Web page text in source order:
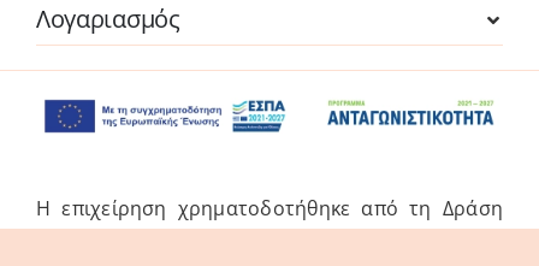
Λογαριασμός
Η επιχείρηση χρηματοδοτήθηκε από τη Δράση